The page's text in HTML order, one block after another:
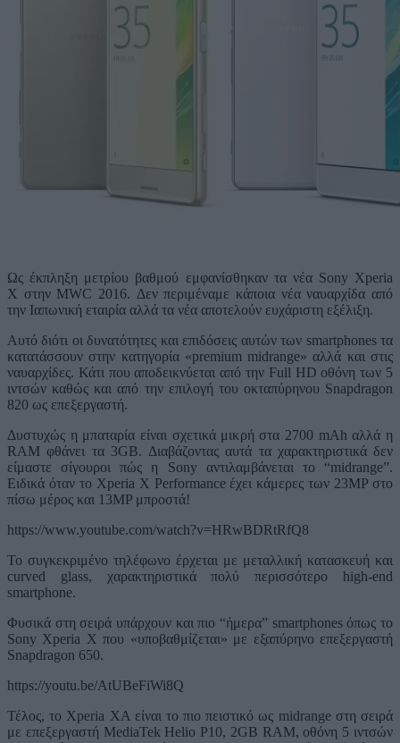
Ως έκπληξη μετρίου βαθμού εμφανίσθηκαν τα νέα Sony Xperia
X στην MWC 2016. Δεν περιμέναμε κάποια νέα ναυαρχίδα από
την Ιαπωνική εταιρία αλλά τα νέα αποτελούν ευχάριστη εξέλιξη.
Αυτό διότι οι δυνατότητες και επιδόσεις αυτών των smartphones τα
κατατάσσουν στην κατηγορία «premium midrange» αλλά και στις
ναυαρχίδες. Κάτι που αποδεικνύεται από την Full HD οθόνη των 5
ιντσών καθώς και από την επιλογή του οκταπύρηνου Snapdragon
820 ως επεξεργαστή.
Δυστυχώς η μπαταρία είναι σχετικά μικρή στα 2700 mAh αλλά η
RAM φθάνει τα 3GB. Διαβάζοντας αυτά τα χαρακτηριστικά δεν
είμαστε σίγουροι πώς η Sony αντιλαμβάνεται το “midrange”.
Ειδικά όταν το Xperia X Performance έχει κάμερες των 23MP στο
πίσω μέρος και 13MP μπροστά!
https://www.youtube.com/watch?v=HRwBDRtRfQ8
Το συγκεκριμένο τηλέφωνο έρχεται με μεταλλική κατασκευή και
curved glass, χαρακτηριστικά πολύ περισσότερο high-end
smartphone.
Φυσικά στη σειρά υπάρχουν και πιο “ήμερα” smartphones όπως το
Sony Xperia X που «υποβαθμίζεται» με εξαπύρηνο επεξεργαστή
Snapdragon 650.
https://youtu.be/AtUBeFiWi8Q
Τέλος, το Xperia XA είναι το πιο πειστικό ως midrange στη σειρά
με επεξεργαστή MediaTek Helio P10, 2GB RAM, οθόνη 5 ιντσών